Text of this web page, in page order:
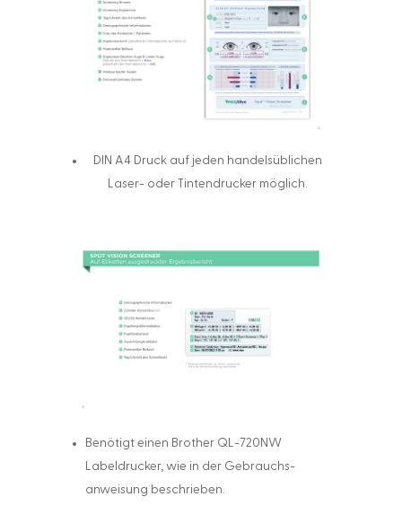
DIN A4 Druck auf jeden handelsüblichen
Laser- oder Tintendrucker möglich.
Benötigt einen Brother QL-720NW
Labeldrucker, wie in der Gebrauchs-
anweisung beschrieben.